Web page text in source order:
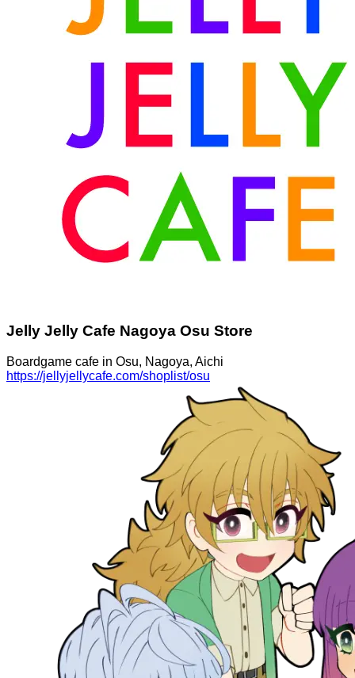
Jelly Jelly Cafe Nagoya Osu Store
Boardgame cafe in Osu, Nagoya, Aichi
https://jellyjellycafe.com/shoplist/osu